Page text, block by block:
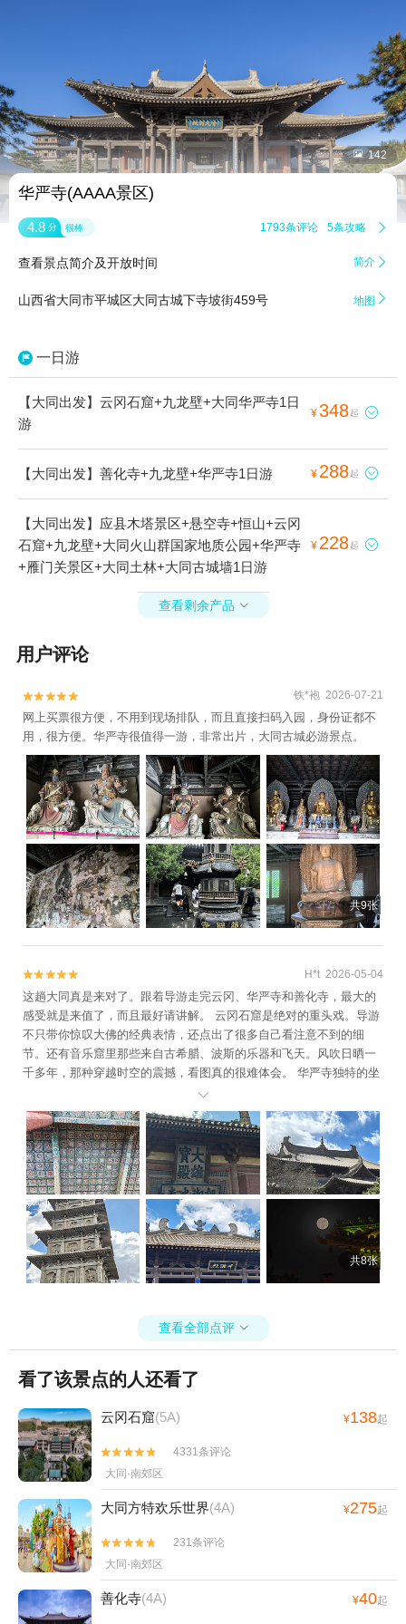
 142
华严寺(AAAA景区)
4.8 分 很棒 1793条评论 5条攻略 
查看景点简介及开放时间 简介 
山西省大同市平城区大同古城下寺坡街459号 地图 
一日游
【大同出发】云冈石窟+九龙壁+大同华严寺1日
游
¥348起 
【大同出发】善化寺+九龙壁+华严寺1日游 ¥ 288起 
【大同出发】应县木塔景区+悬空寺+恒山+云冈
石窟+九龙壁+大同火山群国家地质公园+华严寺
+雁门关景区+大同土林+大同古城墙1日游
¥ 228起 
查看剩余产品 
用户评论

 铁*袍 2026-07-21
网上买票很方便，不用到现场排队，而且直接扫码入园，身份证都不
用，很方便。华严寺很值得一游，非常出片，大同古城必游景点。
共9张

 H*t 2026-05-04
这趟大同真是来对了。跟着导游走完云冈、华严寺和善化寺，最大的
感受就是来值了，而且最好请讲解。 云冈石窟是绝对的重头戏。导游
不只带你惊叹大佛的经典表情，还点出了很多自己看注意不到的细
节。还有音乐窟里那些来自古希腊、波斯的乐器和飞天。风吹日晒一
千多年，那种穿越时空的震撼，看图真的很难体会。 华严寺独特的坐
西朝东格局，导游一解释——契丹人崇拜太阳——就豁然开朗了。而
善化寺，这里的辽金巨构非常震撼，三圣殿的斜拱像盛开的花一样。
最惊喜的是大雄宝殿里的二十四诸天天王，表情生动得简直像活人。
最最重要的，大同古城夜景太美啦。 总之，大同的历史厚度需要引导
才能读懂。导游把建筑里的故事、塑像里的人物关系都讲活了。千年
前的工匠很厉害，能把石头和木头变成这样；今天的导游也很棒，能
把这些沉默的东西传递到我们心里。这一趟，真的很值。

共8张
查看全部点评 
看了该景点的人还看了
云冈石窟(5A) ¥138起


4331条评论
大同·南郊区
大同方特欢乐世界(4A) ¥275起


231条评论
大同·南郊区
善化寺(4A) ¥40起